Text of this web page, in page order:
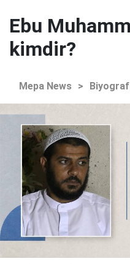
Ebu
kimdir?
Mepa News >